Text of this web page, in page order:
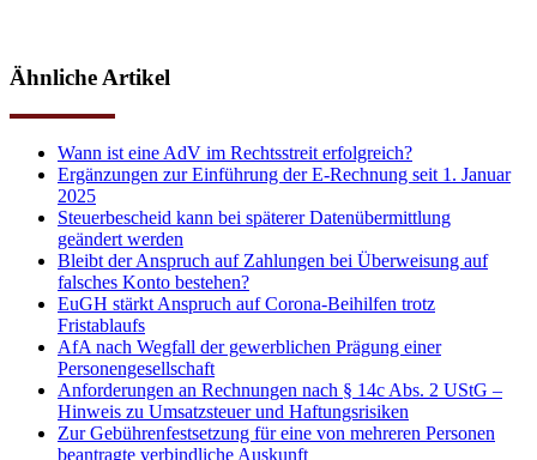
Ähnliche Artikel
Wann ist eine AdV im Rechtsstreit erfolgreich?
Ergänzungen zur Einführung der E-Rechnung seit 1. Januar
2025
Steuerbescheid kann bei späterer Datenübermittlung
geändert werden
Bleibt der Anspruch auf Zahlungen bei Überweisung auf
falsches Konto bestehen?
EuGH stärkt Anspruch auf Corona-Beihilfen trotz
Fristablaufs
AfA nach Wegfall der gewerblichen Prägung einer
Personengesellschaft
Anforderungen an Rechnungen nach § 14c Abs. 2 UStG –
Hinweis zu Umsatzsteuer und Haftungsrisiken
Zur Gebührenfestsetzung für eine von mehreren Personen
beantragte verbindliche Auskunft